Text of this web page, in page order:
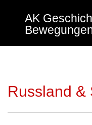
AK
Russland &